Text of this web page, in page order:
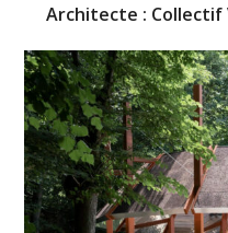
Architecte : Collectif